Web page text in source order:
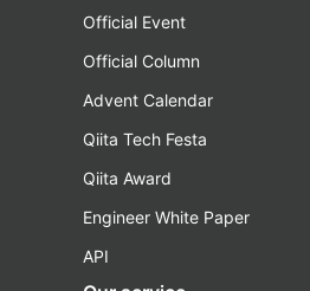
Official Event
Official Column
Advent Calendar
Qiita Tech Festa
Qiita Award
Engineer White Paper
API